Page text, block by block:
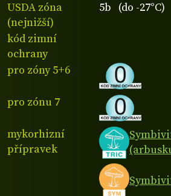
USDA zóna
(nejnižší)
5b (do -27°C)
kód zimní
ochrany
pro zóny 5+6
pro zónu 7
mykorhizní
přípravek